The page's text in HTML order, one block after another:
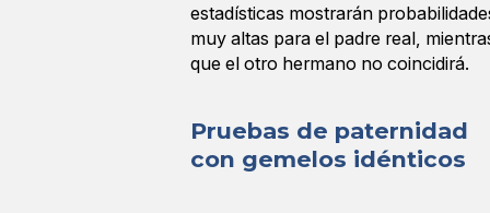
estadísticas mostrarán
muy altas para el padre real,
que el otro hermano no coincidirá.
Pruebas de paternidad
con gemelos idénticos